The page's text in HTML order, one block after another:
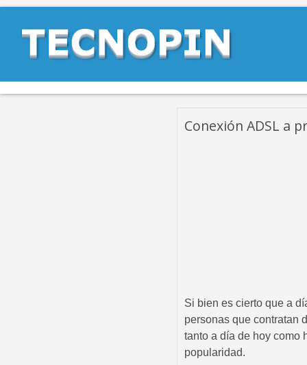
Conexión ADSL a
Si bien es cierto que a
personas que contratan
tanto a día de hoy como
popularidad.